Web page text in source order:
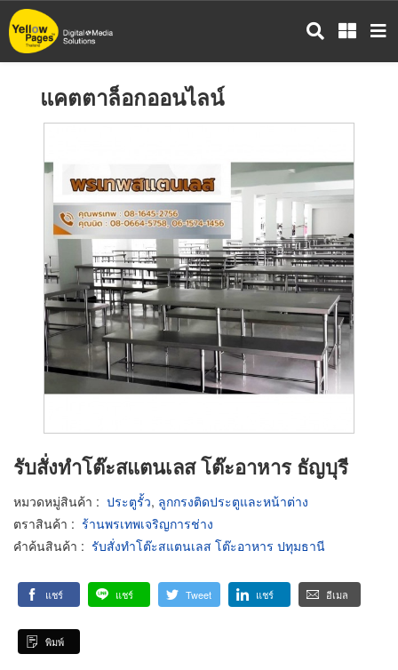
ข้าม
ไป
แคตตาล็อกออนไลน์
รับสั่งทำโต๊ะสแตนเลส โต๊ะอาหาร ธัญบุรี
หมวดหมู่สินค้า : ประตูรั้ว, ลูกกรงติดประตูและหน้าต่าง
ตราสินค้า : ร้านพรเทพเจริญการช่าง
คำค้นสินค้า : รับสั่งทำโต๊ะสแตนเลส โต๊ะอาหาร ปทุมธานี
แชร์ แชร์ Tweet แชร์ อีเมล
พิมพ์